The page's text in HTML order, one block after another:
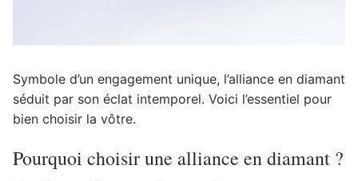
Symbole d’un engagement unique, l’alliance en diamant
séduit par son éclat intemporel. Voici l’essentiel pour
bien choisir la vôtre.
Pourquoi choisir une alliance en diamant ?